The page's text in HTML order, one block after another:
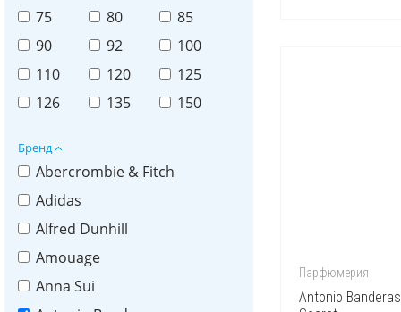
75
80
85
90
92
100
110
120
125
126
135 150
Бренд
Abercrombie & Fitch
Adidas
Alfred Dunhill
Amouage
Anna Sui
Парфюмерия
Antonio